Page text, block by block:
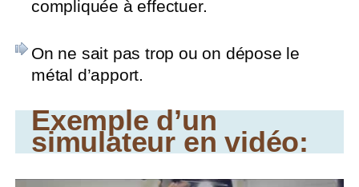
compliquée à effectuer.
On ne sait pas trop ou on dépose le
métal d’apport.
Exemple d’un
simulateur en vidéo: